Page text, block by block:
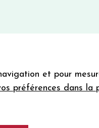
et pour
préférences dans la
de recevoir la